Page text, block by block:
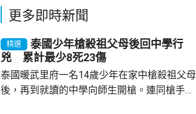
更多即時新聞
精選
泰國少年槍殺祖父母後回中學行
兇 累計最少8死23傷
泰國暖武里府一名14歲少年在家中槍殺祖父母
後，再到就讀的中學向師生開槍。連同槍手在